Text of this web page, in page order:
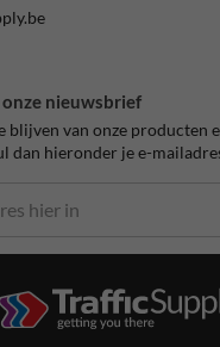
nieuwsbrief
blijven van onze producten
dan hieronder je e-